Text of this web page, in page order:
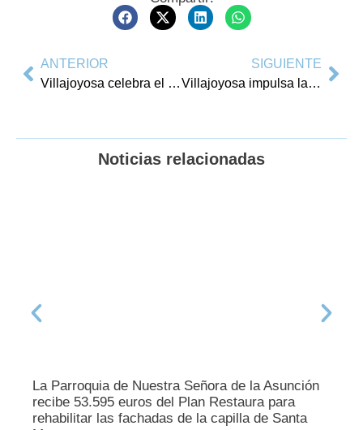
ANTERIOR
Villajoyosa celebra el tradicional Día de la Corona con el taller de coronas y la Ronda de Fanalets
SIGUIENTE
Villajoyosa impulsa la sostenibilidad turística con un sistema pionero de gestión de la huella de carbono
Noticias relacionadas
La Parroquia de Nuestra Señora de la Asunción
recibe 53.595 euros del Plan Restaura para
rehabilitar las fachadas de la capilla de Santa